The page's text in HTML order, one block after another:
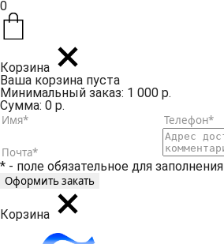
0
Корзина
Ваша корзина пуста
Минимальный заказ: 1 000 р.
Сумма: 0 р.
* - поле обязательное для заполнения
Корзина